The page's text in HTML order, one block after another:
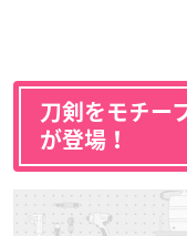
刀剣をモチー
が登場！